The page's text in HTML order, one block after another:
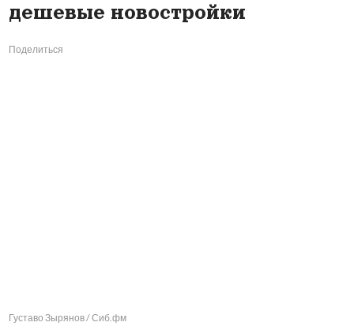
дешевые новостройки
Поделиться
Густаво Зырянов / Сиб.фм